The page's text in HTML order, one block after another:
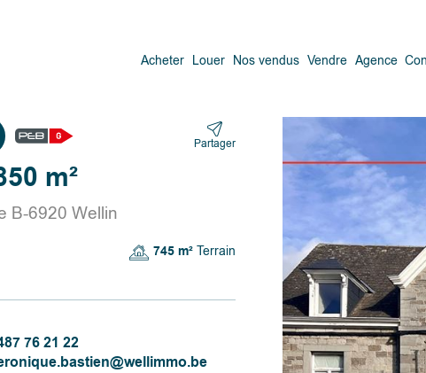
Acheter Louer Nos vendus Vendre Agence
Partager
m²
B-6920 Wellin
745 m²Terrain
76 21 22